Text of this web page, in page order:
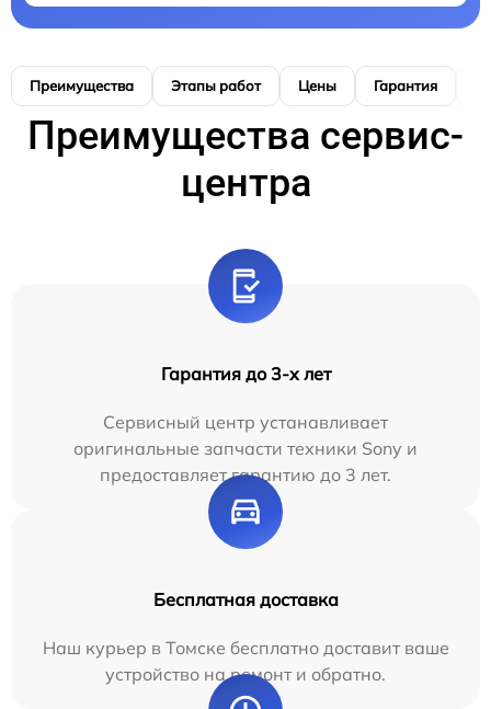
Преимущества Этапы работ Цены Гарантия
Преимущества сервис-
центра
Гарантия до 3-х лет
Сервисный центр устанавливает
оригинальные запчасти техники Sony и
предоставляет гарантию до 3 лет.
Бесплатная доставка
Наш курьер в Томске бесплатно доставит ваше
устройство на ремонт и обратно.